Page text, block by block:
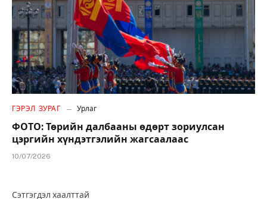
ГЭРЭЛ ЗУРАГ Урлаг
ФОТО: Төрийн далбааны өдөрт зориулсан
цэргийн хүндэтгэлийн жагсаалаас
10/07/2026
Сэтгэгдэл хаалттай